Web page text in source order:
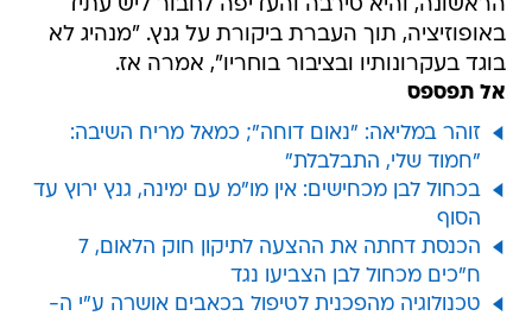
הראשונה, והיא סירבה והעדיפה לחבור ליש עתיד
באופוזיציה, תוך העברת ביקורת על גנץ. "מנהיג לא
בוגד בעקרונותיו ובציבור בוחריו", אמרה אז.
אל תפספס
זוהר במליאה: "נאום דוחה"; כמאל מריח השיבה:
"חמוד שלי, התבלבלת"
בכחול לבן מכחישים: אין מו"מ עם ימינה, גנץ ירוץ עד
הסוף
הכנסת דחתה את ההצעה לתיקון חוק הלאום, 7
ח"כים מכחול לבן הצביעו נגד
טכנולוגיה מהפכנית לטיפול בכאבים אושרה ע"י ה-